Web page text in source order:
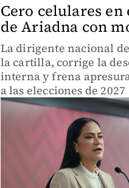
Cero celulares
de Ariadna con
La dirigente nacional
la cartilla, corrige la
interna y frena
a las elecciones de 2027